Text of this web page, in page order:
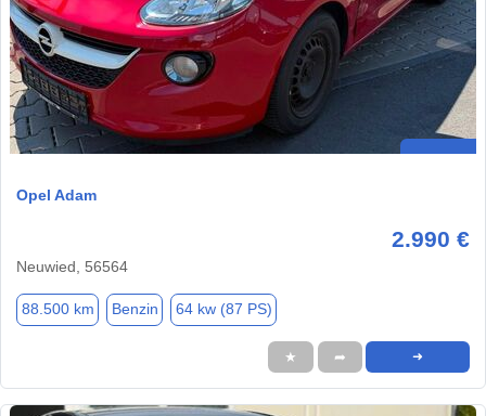
Opel Adam
2.990 €
Neuwied, 56564
88.500 km Benzin 64 kw (87 PS)
★ ➦ ➜